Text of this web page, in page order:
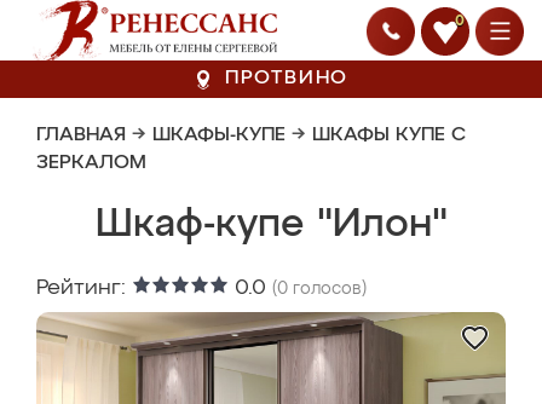
0
ПРОТВИНО
ГЛАВНАЯ → ШКАФЫ-КУПЕ → ШКАФЫ КУПЕ С
ЗЕРКАЛОМ
Шкаф-купе "Илон"
Рейтинг: 0.0 (0 голосов)